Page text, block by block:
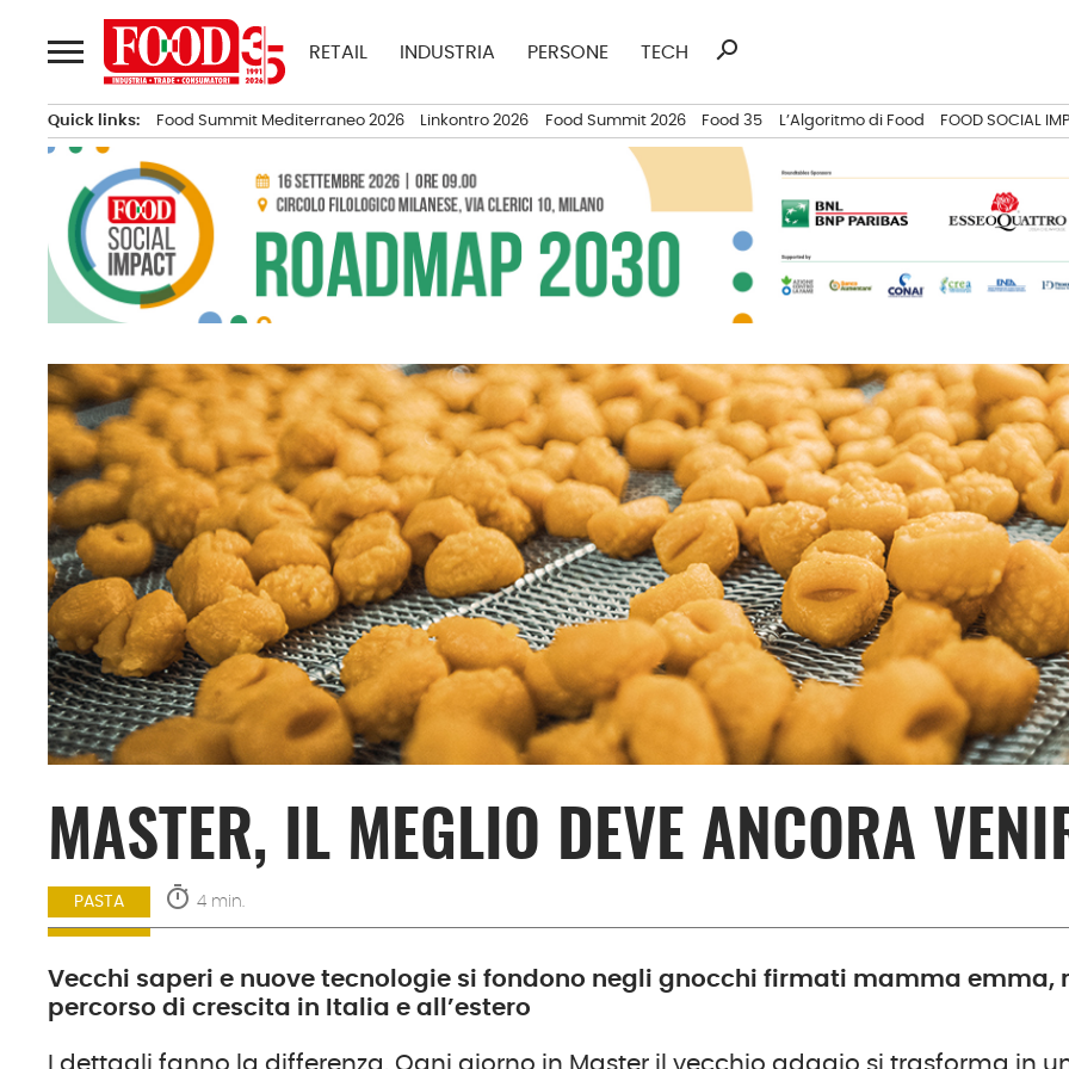
al
contenuto
RETAIL INDUSTRIA PERSONE TECH
Ricerca
search
Quick links: Food Summit Mediterraneo 2026 Linkontro 2026 Food Summit 2026 Food 35 L’Algoritmo di Food FOOD SOCIAL
MASTER, IL MEGLIO DEVE ANCORA
PASTA timer 4 min.
Vecchi saperi e nuove tecnologie si fondono negli gnocchi firmati mamma emma,
percorso di crescita in Italia e all’estero